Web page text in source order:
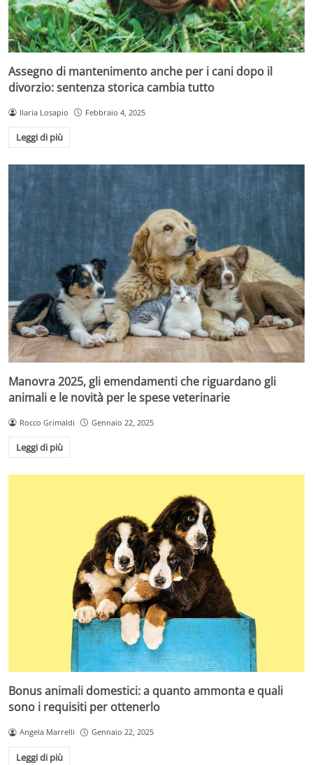
Assegno di mantenimento anche per i cani dopo il
divorzio: sentenza storica cambia tutto
Ilaria Losapio Febbraio 4, 2025
Leggi di più
Manovra 2025, gli emendamenti che riguardano gli
animali e le novità per le spese veterinarie
Rocco Grimaldi Gennaio 22, 2025
Leggi di più
Bonus animali domestici: a quanto ammonta e quali
sono i requisiti per ottenerlo
Angela Marrelli Gennaio 22, 2025
Leggi di più